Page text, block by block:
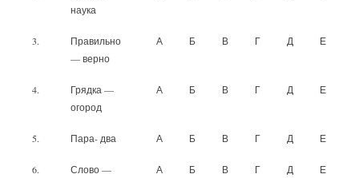
наука
3.
Правильно
— верно
А Б В Г Д Е
4.
Грядка —
огород
А Б В Г Д Е
5. Пара- два А Б В Г Д Е
6.
Слово —
А Б В Г Д Е